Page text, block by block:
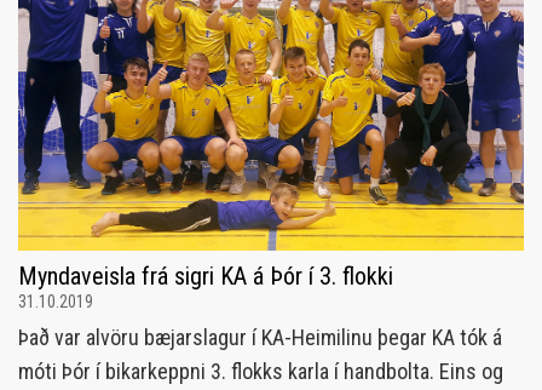
Myndaveisla frá sigri KA á Þór í 3. flokki
31.10.2019
Það var alvöru bæjarslagur í KA-Heimilinu þegar KA tók á
móti Þór í bikarkeppni 3. flokks karla í handbolta. Eins og